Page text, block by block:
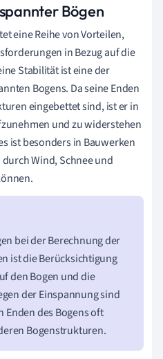
Bögen
eine Reihe von Vorteilen,
in Bezug auf die
Stabilität ist eine der
Bogens. Da seine Enden
eingebettet sind, ist er in
und zu widerstehen
ist besonders in Bauwerken
Wind, Schnee und
bei der Berechnung der
ist die Berücksichtigung
den Bogen und die
der Einspannung sind
Enden des Bogens oft
Bogenstrukturen.